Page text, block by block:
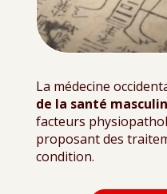
La médecine
de la santé
facteurs
proposant des
condition.